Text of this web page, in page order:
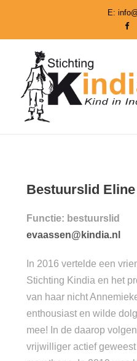
E:
Bestuurslid Eline
Functie: bestuurslid
evaassen@kindia.nl
In 2016 vertelde een
Stichting Kindia en het
van haar nicht
enthousiast en wilde
mee! In de daarop
vrijwilliger actief